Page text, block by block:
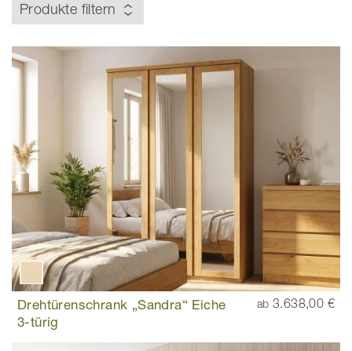
Drehtürenschrank „Sandra“ Eiche
3-türig
ab 3.638,00 €
Produkte filtern